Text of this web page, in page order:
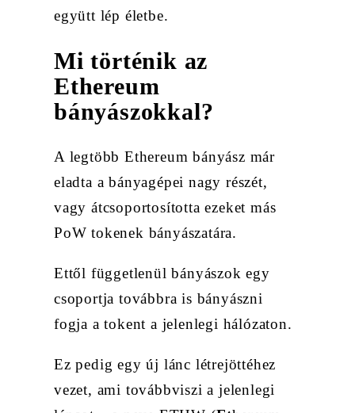
együtt lép életbe.
Mi történik az
Ethereum
bányászokkal?
A legtöbb Ethereum bányász már
eladta a bányagépei nagy részét,
vagy átcsoportosította ezeket más
PoW tokenek bányászatára.
Ettől függetlenül bányászok egy
csoportja továbbra is bányászni
fogja a tokent a jelenlegi hálózaton.
Ez pedig egy új lánc létrejöttéhez
vezet, ami továbbviszi a jelenlegi